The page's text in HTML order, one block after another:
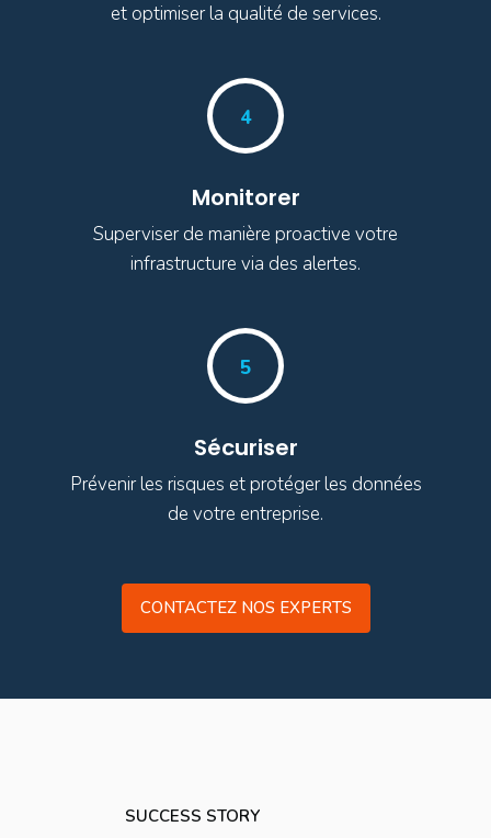
et optimiser la qualité de services.
4
Monitorer
Superviser de manière proactive votre
infrastructure via des alertes.
5
Sécuriser
Prévenir les risques et protéger les données
de votre entreprise.
CONTACTEZ NOS EXPERTS
SUCCESS STORY